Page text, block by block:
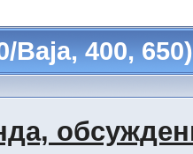
Baja, 400,